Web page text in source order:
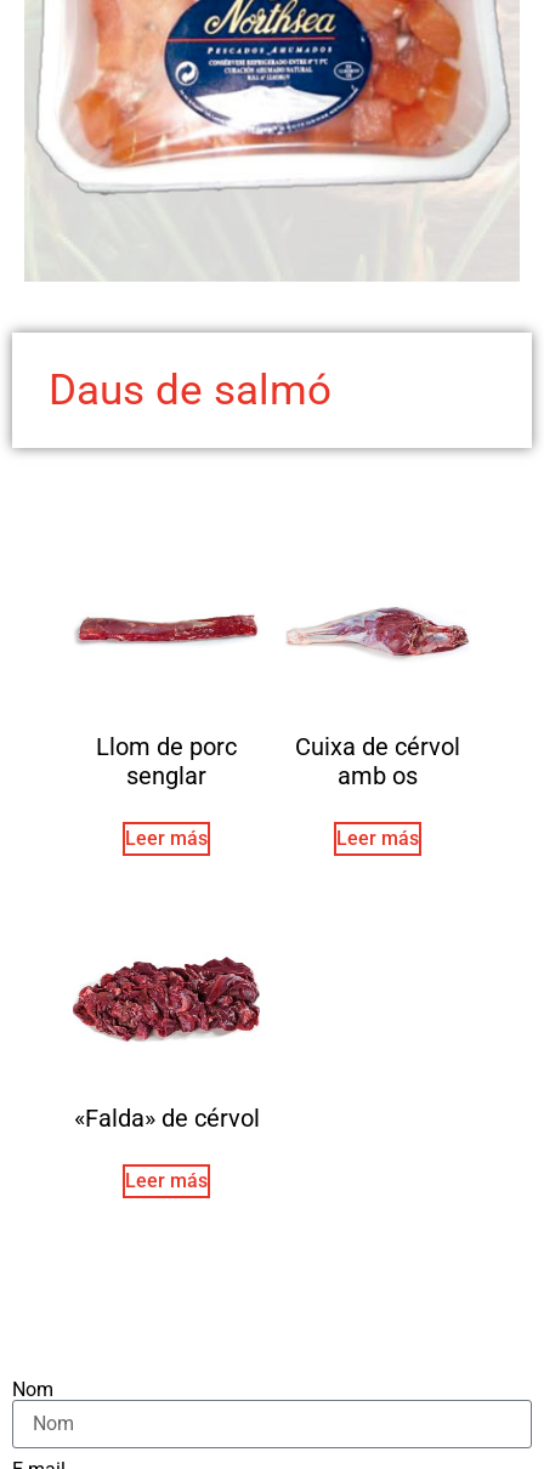
Daus de salmó
Llom de porc
senglar
Leer más
Cuixa de cérvol
amb os
Leer más
«Falda» de cérvol
Leer más
Nom